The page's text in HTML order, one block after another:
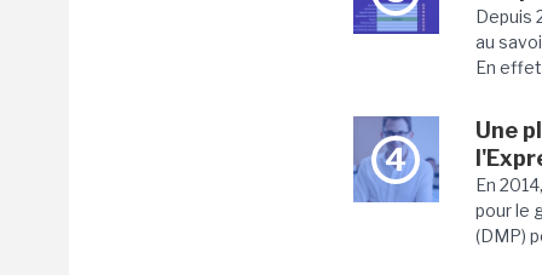
Depuis
au
En
4
Une
En
pour le
(DMP)